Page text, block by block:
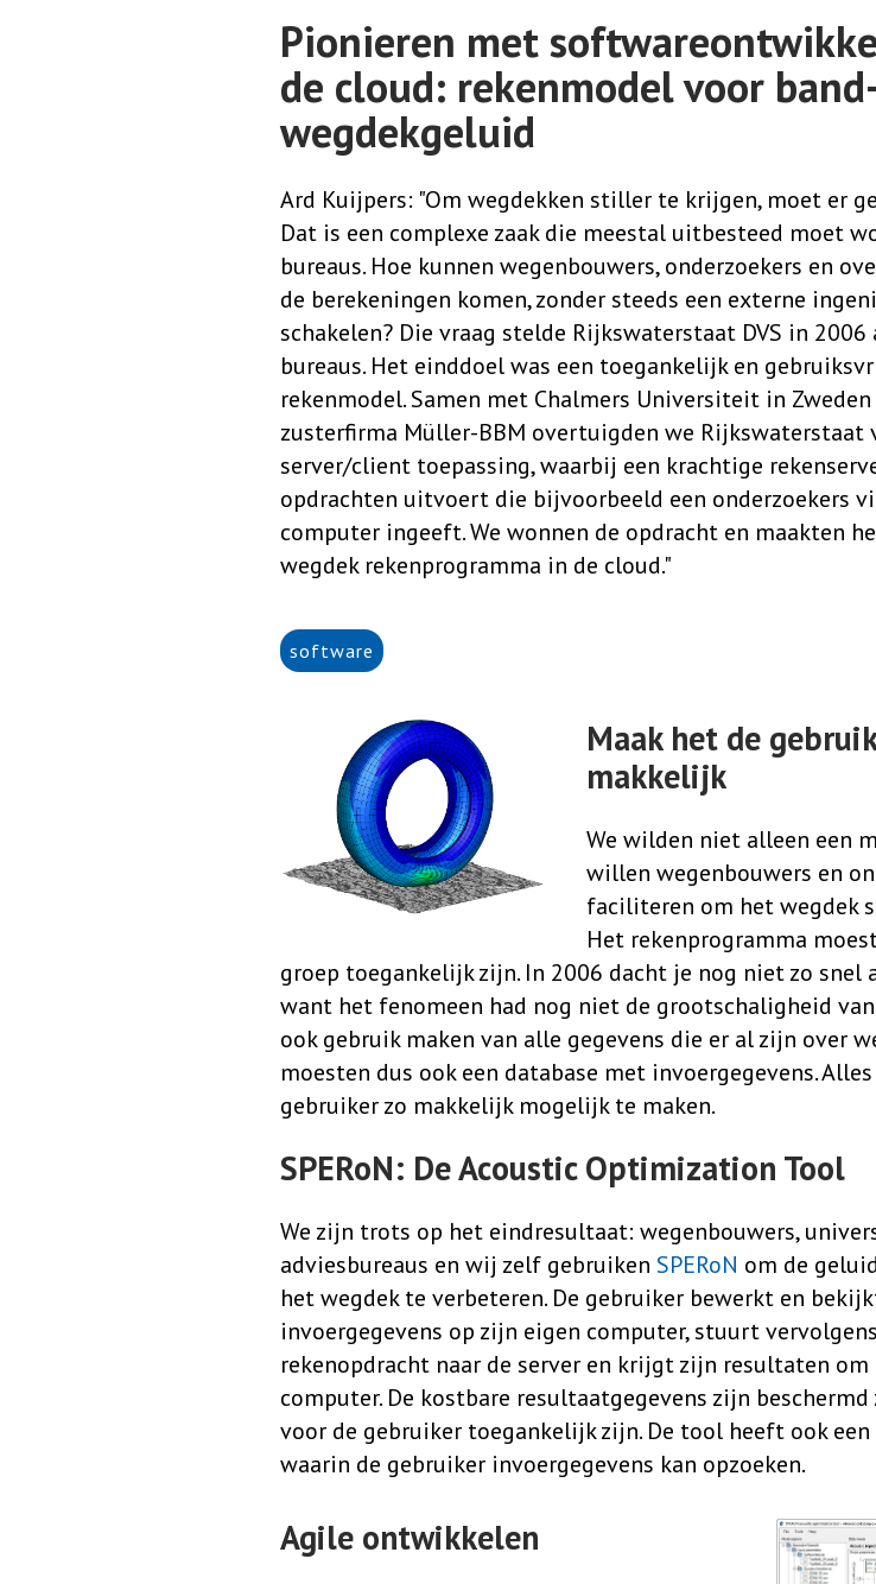
Pionieren met
de cloud: rekenmodel voor
wegdekgeluid
Ard Kuijpers: "Om wegdekken stiller te krijgen, moet er
Dat is een complexe zaak die meestal uitbesteed moet
bureaus. Hoe kunnen wegenbouwers, onderzoekers en
de berekeningen komen, zonder steeds een externe
schakelen? Die vraag stelde Rijkswaterstaat DVS in 2006
bureaus. Het einddoel was een toegankelijk en
rekenmodel. Samen met Chalmers Universiteit in Zweden
zusterfirma Müller-BBM overtuigden we Rijkswaterstaat
server/client toepassing, waarbij een krachtige
opdrachten uitvoert die bijvoorbeeld een onderzoekers
computer ingeeft. We wonnen de opdracht en maakten
wegdek rekenprogramma in de cloud."
software
Maak het de
makkelijk
We wilden niet alleen een
willen wegenbouwers en
faciliteren om het wegdek
Het rekenprogramma
groep toegankelijk zijn. In 2006 dacht je nog niet zo snel
want het fenomeen had nog niet de grootschaligheid
ook gebruik maken van alle gegevens die er al zijn over
moesten dus ook een database met invoergegevens.
gebruiker zo makkelijk mogelijk te maken.
SPERoN: De Acoustic Optimization Tool
We zijn trots op het eindresultaat: wegenbouwers,
adviesbureaus en wij zelf gebruiken SPERoN om de
het wegdek te verbeteren. De gebruiker bewerkt en
invoergegevens op zijn eigen computer, stuurt
rekenopdracht naar de server en krijgt zijn resultaten om
computer. De kostbare resultaatgegevens zijn beschermd
voor de gebruiker toegankelijk zijn. De tool heeft ook een
waarin de gebruiker invoergegevens kan opzoeken.
Agile ontwikkelen